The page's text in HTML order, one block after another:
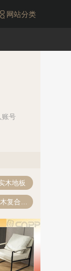
网站分类
账号
木地板